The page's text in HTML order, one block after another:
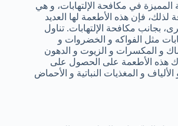
في مكافحة الإلتهابات، و هي
لذلك، فإن هذه الأطعمة لها العديد
بجانب مكافحة الإلتهابات. تناول
مثل الفواكه و الخضروات و
و المكسرات و الزيوت و الدهون
هذه الأطعمة على الحصول على
الألياف و المغذيات النباتية و الأحماض